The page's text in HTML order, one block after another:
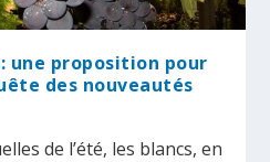
une proposition pour
des nouveautés
de l’été, les blancs, en